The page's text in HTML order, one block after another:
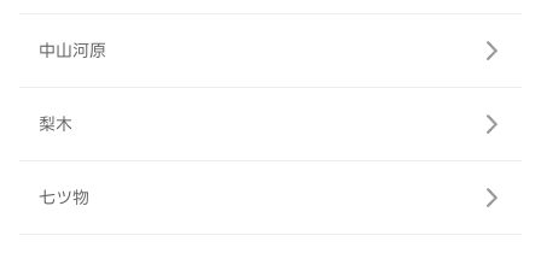
中山河原
梨木
七ツ物